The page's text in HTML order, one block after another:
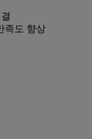
족도 향상